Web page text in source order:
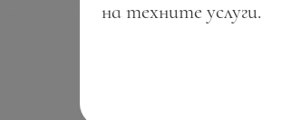
на техните услуги.